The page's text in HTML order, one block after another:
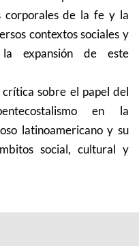
corporales de la fe y la
contextos sociales y
expansión de este
sobre el papel del
en la
latinoamericano y su
social, cultural y